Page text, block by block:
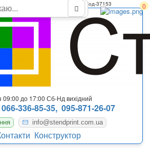
0
09:00 до 17:00 Сб-Нд вихідний
066-336-85-35, 095-871-26-07
info@stendprint.com.ua
Конструктор
класу "Члени речення" Код-37153